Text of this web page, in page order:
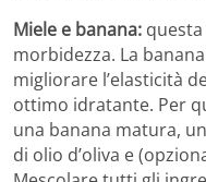
Miele e banana:
morbidezza. La
migliorare l’elasticità
ottimo idratante. Per
una banana matura,
di olio d’oliva e